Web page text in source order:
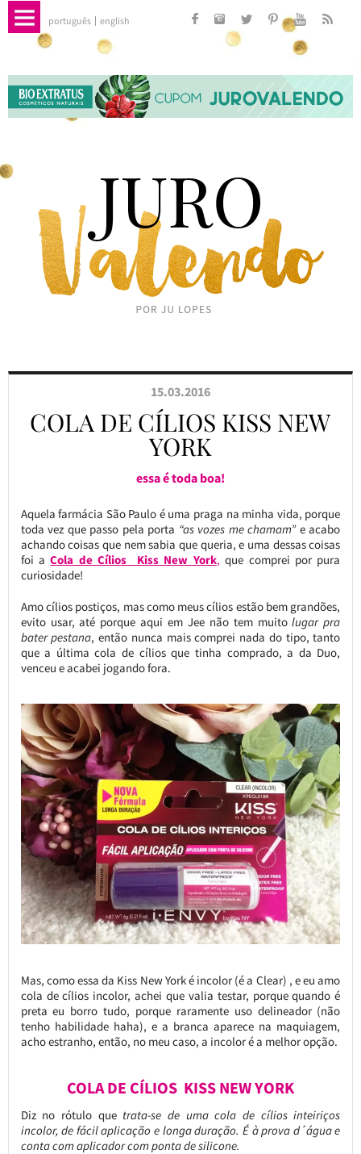
português english
15.03.2016
COLA DE CÍLIOS KISS NEW
YORK
essa é toda boa!
Aquela farmácia São Paulo é uma praga na minha vida, porque
toda vez que passo pela porta “as vozes me chamam”e acabo
achando coisas que nem sabia que queria, e uma dessas coisas
foi aCola de Cílios Kiss New York, que comprei por pura
curiosidade!
Amo cílios postiços, mas como meus cílios estão bem grandões,
evito usar, até porque aqui em Jee não tem muitolugar pra
bater pestana, então nunca mais comprei nada do tipo, tanto
que a última cola de cílios que tinha comprado, a da Duo,
venceu e acabei jogando fora.
Mas, como essa da Kiss New York é incolor (é a Clear) , e eu amo
cola de cílios incolor, achei que valia testar, porque quando é
preta eu borro tudo, porque raramente uso delineador (não
tenho habilidade haha), e a branca aparece na maquiagem,
acho estranho, então, no meu caso, a incolor é a melhor opção.
COLA DE CÍLIOS KISS NEW YORK
Diz no rótulo quetrata-se de uma cola de cílios inteiriços
incolor, de fácil aplicação e longa duração. É à prova d´água e
conta com aplicador com ponta de silicone.